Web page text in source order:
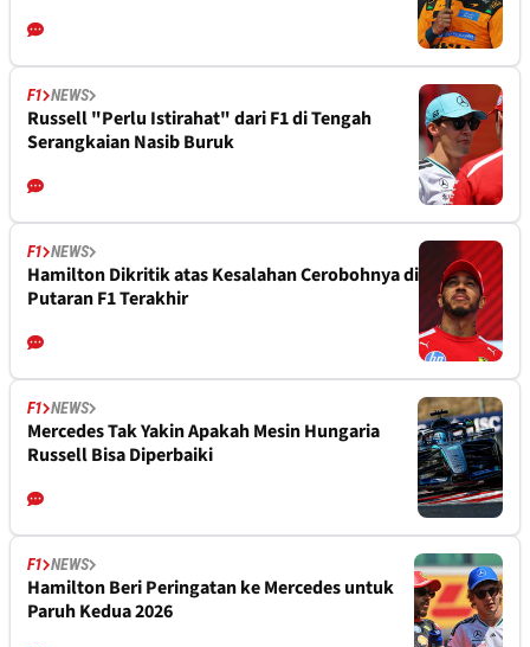
F1 NEWS
Russell "Perlu Istirahat" dari F1 di Tengah
Serangkaian Nasib Buruk
F1 NEWS
Hamilton Dikritik atas Kesalahan Cerobohnya di
Putaran F1 Terakhir
F1 NEWS
Mercedes Tak Yakin Apakah Mesin Hungaria
Russell Bisa Diperbaiki
F1 NEWS
Hamilton Beri Peringatan ke Mercedes untuk
Paruh Kedua 2026